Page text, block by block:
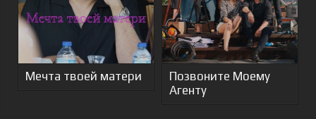
Мечта твоей матери
Позвоните Моему
Агенту